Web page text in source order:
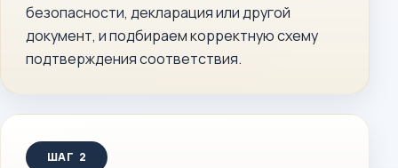
безопасности, декларация или другой
документ, и подбираем корректную схему
подтверждения соответствия.